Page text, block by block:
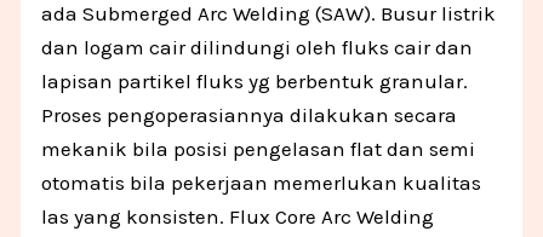
ada Submerged Arc Welding (SAW). Busur listrik
dan logam cair dilindungi oleh fluks cair dan
lapisan partikel fluks yg berbentuk granular.
Proses pengoperasiannya dilakukan secara
mekanik bila posisi pengelasan flat dan semi
otomatis bila pekerjaan memerlukan kualitas
las yang konsisten. Flux Core Arc Welding